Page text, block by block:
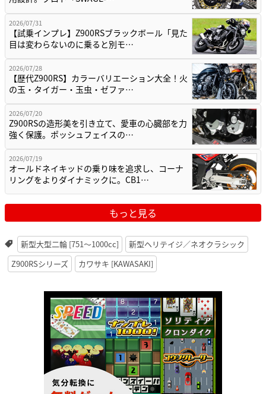
2026/07/31
【試乗インプレ】Z900RSブラックボール「見た
目は変わらないのに乗ると別モ…
2026/07/28
【歴代Z900RS】カラーバリエーション大全！火
の玉・タイガー・玉虫・ゼファ…
2026/07/20
Z900RSの造形美を引き立て、愛車の心臓部を力
強く保護。ポッシュフェイスの…
2026/07/19
オールドネイキッドの乗り味を追求し、コーナ
リングをよりダイナミックに。CB1…
もっと見る
新型大型二輪 [751〜1000cc]
新型ヘリテイジ／ネオクラシック
Z900RSシリーズ
カワサキ [KAWASAKI]